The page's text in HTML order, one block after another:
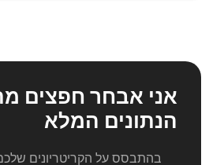
אני אבחר חפצים
הנתונים המלא
בהתבסס על הקריטריונים